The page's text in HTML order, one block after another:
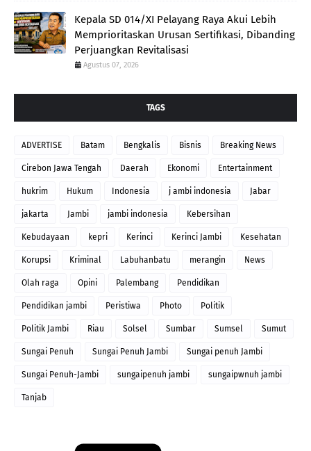
Kepala SD 014/XI Pelayang Raya Akui Lebih
Memprioritaskan Urusan Sertifikasi, Dibanding
Perjuangkan Revitalisasi
Agustus 07, 2026
TAGS
ADVERTISE Batam Bengkalis Bisnis Breaking News
Cirebon Jawa Tengah Daerah Ekonomi Entertainment
hukrim Hukum Indonesia j ambi indonesia Jabar
jakarta Jambi jambi indonesia Kebersihan
Kebudayaan kepri Kerinci Kerinci Jambi Kesehatan
Korupsi Kriminal Labuhanbatu merangin News
Olah raga Opini Palembang Pendidikan
Pendidikan jambi Peristiwa Photo Politik
Politik Jambi Riau Solsel Sumbar Sumsel Sumut
Sungai Penuh Sungai Penuh Jambi Sungai penuh Jambi
Sungai Penuh-Jambi sungaipenuh jambi sungaipwnuh jambi
Tanjab